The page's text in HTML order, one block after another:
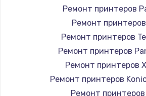
Ремонт принтеров
Ремонт
Ремонт принтеров
Ремонт принтеров
Ремонт принтеров
Ремонт принтеров
Ремонт принтеров